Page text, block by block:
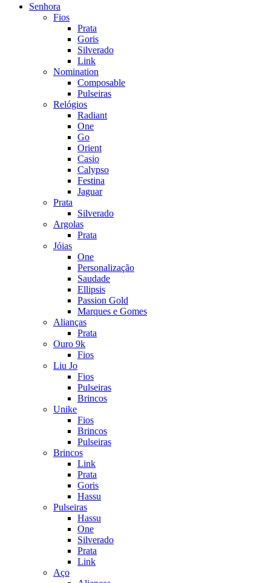
Senhora
Fios
Prata
Goris
Silverado
Link
Nomination
Composable
Pulseiras
Relógios
Radiant
One
Go
Orient
Casio
Calypso
Festina
Jaguar
Prata
Silverado
Argolas
Prata
Jóias
One
Personalização
Saudade
Ellipsis
Passion Gold
Marques e Gomes
Alianças
Prata
Ouro 9k
Fios
Liu Jo
Fios
Pulseiras
Brincos
Unike
Fios
Brincos
Pulseiras
Brincos
Link
Prata
Goris
Hassu
Pulseiras
Hassu
One
Silverado
Prata
Link
Aço